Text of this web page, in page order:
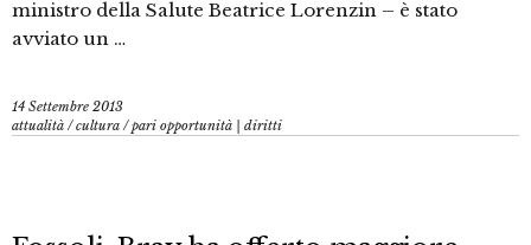
ministro della Salute Beatrice Lorenzin – è stato
avviato un …
14 Settembre 2013
attualità /cultura /pari opportunità | diritti